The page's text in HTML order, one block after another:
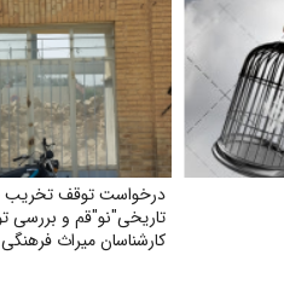
درخواست توقف تخریب
تاریخی"نو"قم و بررسی
کارشناسان میراث فرهنگی